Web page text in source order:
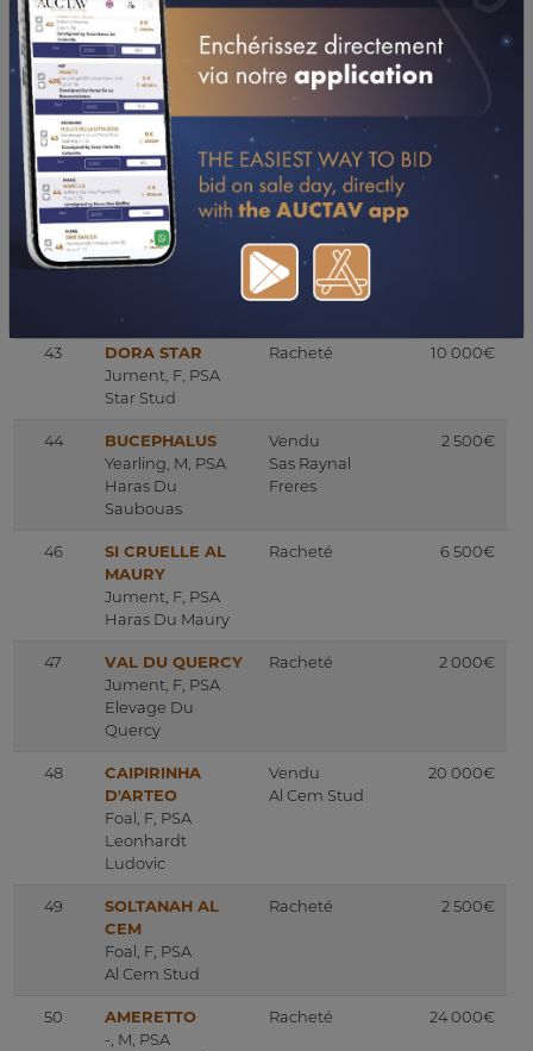
39
40
PRINCESSE DU
CONNORS
Jument, F, PSA
Al Cem Stud
Racheté 8 000€
41
AL AZEEZA
Jument, F, PSA
Haras De Thouars
Racheté 25 000€
42
RAKBA
Racheté
43
DORA STAR
Jument, F, PSA
Star Stud
Racheté 10 000€
44
BUCEPHALUS
Yearling, M, PSA
Haras Du
Saubouas
Vendu
Sas Raynal
Freres
2 500€
46
SI CRUELLE AL
MAURY
Jument, F, PSA
Haras Du Maury
Racheté 6 500€
47
VAL DU QUERCY
Jument, F, PSA
Elevage Du
Quercy
Racheté 2 000€
48
CAIPIRINHA
D'ARTEO
Foal, F, PSA
Leonhardt
Ludovic
Vendu
Al Cem Stud
20 000€
49
SOLTANAH AL
CEM
Foal, F, PSA
Al Cem Stud
Racheté 2 500€
50
AMERETTO
-, M, PSA
Racheté 24 000€